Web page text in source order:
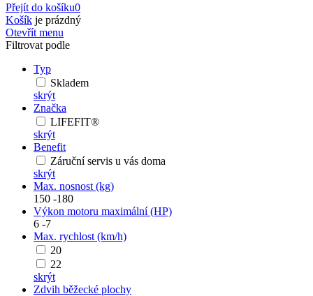
Přejít do košíku0
Košík je prázdný
Otevřít menu
Filtrovat podle
Typ
Skladem
skrýt
Značka
LIFEFIT®
skrýt
Benefit
Záruční servis u vás doma
skrýt
Max. nosnost (kg)
150 -180
Výkon motoru maximální (HP)
6 -7
Max. rychlost (km/h)
20
22
skrýt
Zdvih běžecké plochy